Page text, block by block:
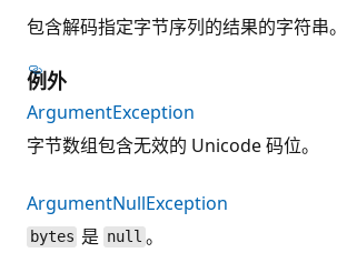
包含解码指定字节序列的结果的字符串。
例外
ArgumentException
字节数组包含无效的 Unicode 码位。
ArgumentNullException
bytes 是 null 。